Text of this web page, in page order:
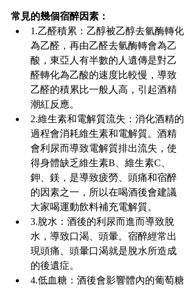
常見的幾個宿醉因素：
1.乙醛積累：乙醇被乙醇去氫酶轉化
為乙醛，再由乙醛去氫酶轉會為乙
酸，東亞人有半數的人遺傳是對乙
醛轉化為乙酸的速度比較慢，導致
乙醛的積累比一般人高，引起酒精
潮紅反應。
2.維生素和電解質流失：消化酒精的
過程會消耗維生素和電解質。酒精
會利尿而導致電解質排出流失，使
得身體缺乏維生素B、維生素C、
鉀、鎂，是導致疲勞、頭痛和宿醉
的因素之一，所以在喝酒後會建議
大家喝運動飲料補充電解質。
3.脫水：酒後的利尿而進而導致脫
水，導致口渴、頭暈。宿醉經常出
現頭痛、頭暈口渴就是脫水所造成
的後遺症。
4.低血糖：酒後會影響體內的葡萄糖